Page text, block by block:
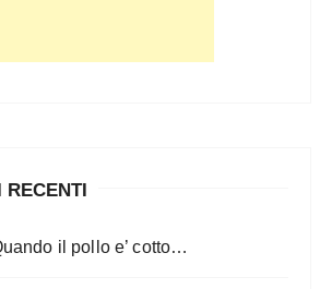
RECENTI
il pollo e’ cotto…